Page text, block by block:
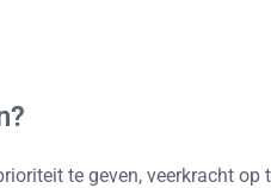
te geven, veerkracht op